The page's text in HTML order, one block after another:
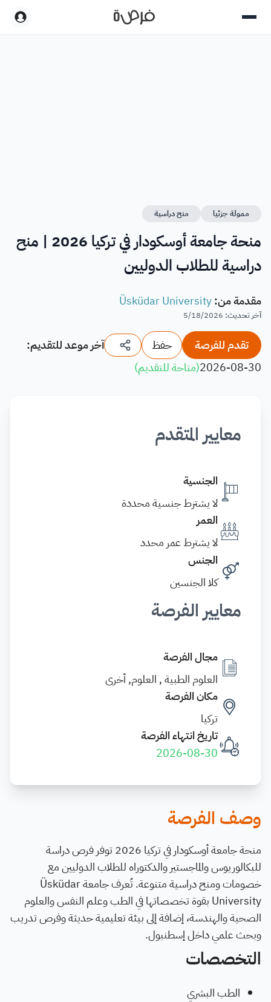
ممولة جزئيا منح دراسية
منحة جامعة أوسكودار في تركيا 2026 | منح
دراسية للطلاب الدوليين
مقدمة من:
Üsküdar University
آخر تحديث:
5/18/2026
تقدم للفرصة حفظ
آخر موعد للتقديم:
2026-08-30
(متاحة للتقديم)
معايير المتقدم
الجنسية
لا يشترط جنسية محددة
العمر
لا يشترط عمر محدد
الجنس
كلا الجنسين
معايير الفرصة
مجال الفرصة
العلوم الطبية , العلوم, أخرى
مكان الفرصة
تركيا
تاريخ انتهاء الفرصة
2026-08-30
وصف الفرصة
منحة جامعة أوسكودار في تركيا 2026 توفر فرص دراسة
للبكالوريوس والماجستير والدكتوراه للطلاب الدوليين مع
خصومات ومنح دراسية متنوعة. تُعرف جامعة Üsküdar
University بقوة تخصصاتها في الطب وعلم النفس والعلوم
الصحية والهندسة، إضافة إلى بيئة تعليمية حديثة وفرص تدريب
وبحث علمي داخل إسطنبول.
التخصصات
الطب البشري